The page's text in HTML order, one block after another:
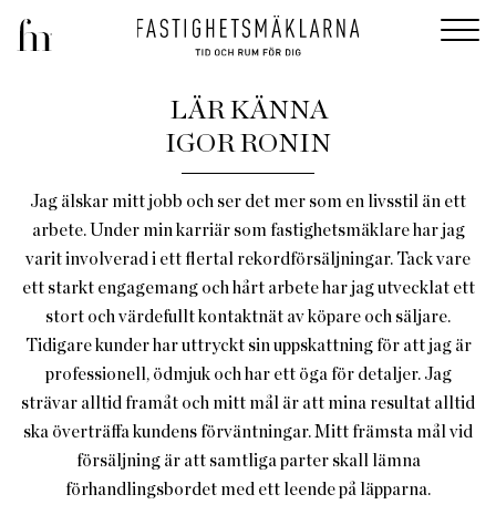
LÄR KÄNNA
IGOR RONIN
Jag älskar mitt jobb och ser det mer som en livsstil än ett
arbete. Under min karriär som fastighetsmäklare har jag
varit involverad i ett flertal rekordförsäljningar. Tack vare
ett starkt engagemang och hårt arbete har jag utvecklat ett
stort och värdefullt kontaktnät av köpare och säljare.
Tidigare kunder har uttryckt sin uppskattning för att jag är
professionell, ödmjuk och har ett öga för detaljer. Jag
strävar alltid framåt och mitt mål är att mina resultat alltid
ska överträffa kundens förväntningar. Mitt främsta mål vid
försäljning är att samtliga parter skall lämna
förhandlingsbordet med ett leende på läpparna.